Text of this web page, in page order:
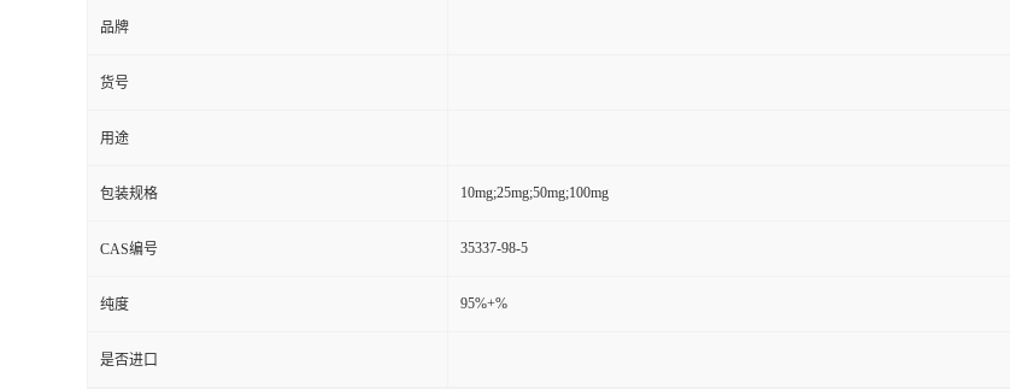
品牌
货号
用途
包装规格 10mg;25mg;50mg;100mg
CAS编号 35337-98-5
纯度 95%+%
是否进口